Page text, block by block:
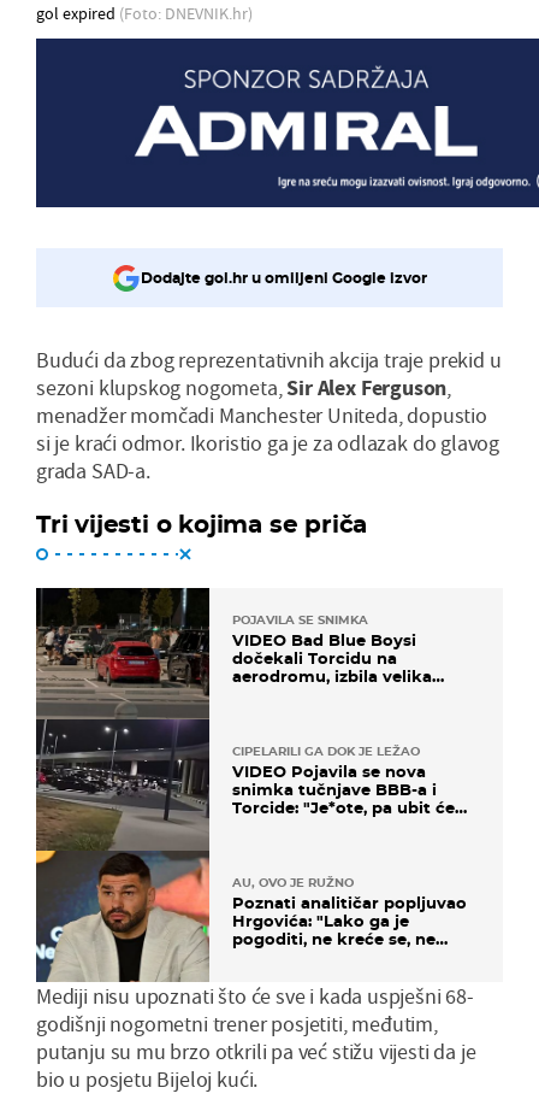
gol expired (Foto: DNEVNIK.hr)
Dodajte gol.hr u omiljeni Google izvor
Budući da zbog reprezentativnih akcija traje prekid u
sezoni klupskog nogometa,Sir Alex Ferguson,
menadžer momčadi Manchester Uniteda, dopustio
si je kraći odmor. Ikoristio ga je za odlazak do glavog
grada SAD-a.
Tri vijesti o kojima se priča
POJAVILA SE SNIMKA
VIDEO Bad Blue Boysi
dočekali Torcidu na
aerodromu, izbila velika
CIPELARILI GA DOK JE LEŽAO
VIDEO Pojavila se nova
snimka tučnjave BBB-a i
Torcide: "Je*ote, pa ubit će
AU, OVO JE RUŽNO
Poznati analitičar popljuvao
Hrgovića: "Lako ga je
pogoditi, ne kreće se, ne
Mediji nisu upoznati što će sve i kada uspješni 68-
godišnji nogometni trener posjetiti, međutim,
putanju su mu brzo otkrili pa već stižu vijesti da je
bio u posjetu Bijeloj kući.